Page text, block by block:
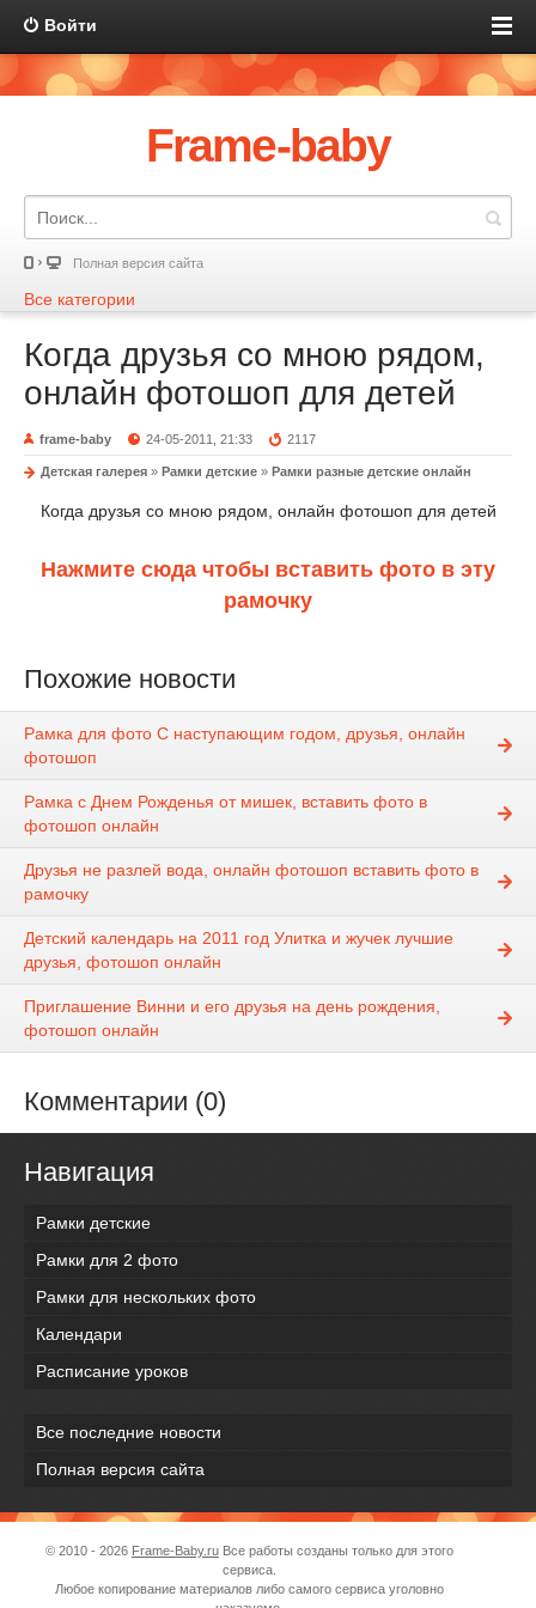
Войти
Frame-baby
Полная версия сайта
Все категории
Когда друзья со мною рядом,
онлайн фотошоп для детей
frame-baby 24-05-2011, 21:33 2117
Детская галерея » Рамки детские » Рамки разные детские онлайн
Когда друзья со мною рядом, онлайн фотошоп для детей
Нажмите сюда чтобы вставить фото в эту
рамочку
Похожие новости
Рамка для фото С наступающим годом, друзья, онлайн
фотошоп
Рамка с Днем Рожденья от мишек, вставить фото в
фотошоп онлайн
Друзья не разлей вода, онлайн фотошоп вставить фото в
рамочку
Детский календарь на 2011 год Улитка и жучек лучшие
друзья, фотошоп онлайн
Приглашение Винни и его друзья на день рождения,
фотошоп онлайн
Комментарии (0)
Навигация
Рамки детские
Рамки для 2 фото
Рамки для нескольких фото
Календари
Расписание уроков
Все последние новости
Полная версия сайта
© 2010 - 2026 Frame-Baby.ru Все работы созданы только для этого
сервиса.
Любое копирование материалов либо самого сервиса уголовно